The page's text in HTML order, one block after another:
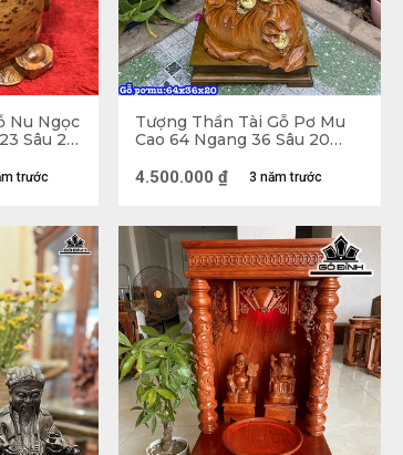
Thần Tài là một trong những trung thần
về ở ẩn từ sau khi giúp vua dẹp
tôn là Thần Tài. Người Trung Hoa
Nu Ngọc
Sâu 23
trước
Tượng Thần Tài Gỗ Pơ Mu
Cao 64 Ngang 36 Sâu 20
3 năm trước
4.500.000 ₫